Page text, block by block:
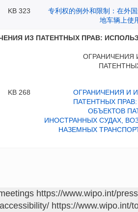
323 KB
ИЗ ПАТЕНТНЫХ ПРАВ:
ОГРАНИЧЕНИЯ
268 KB
https://www.wipo.int/
https://www.wipo.int/